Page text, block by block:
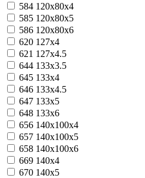
584 120x80x4
585 120x80x5
586 120x80x6
620 127х4
621 127х4.5
644 133х3.5
645 133х4
646 133х4.5
647 133х5
648 133х6
656 140x100x4
657 140x100x5
658 140x100x6
669 140x4
670 140x5